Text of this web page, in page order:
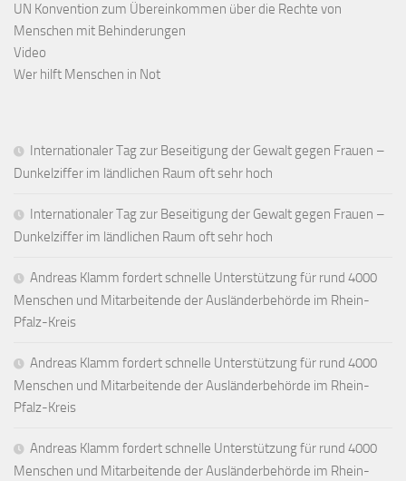
UN Konvention zum Übereinkommen über die Rechte von
Menschen mit Behinderungen
Video
Wer hilft Menschen in Not
Internationaler Tag zur Beseitigung der Gewalt gegen Frauen –
Dunkelziffer im ländlichen Raum oft sehr hoch
Internationaler Tag zur Beseitigung der Gewalt gegen Frauen –
Dunkelziffer im ländlichen Raum oft sehr hoch
Andreas Klamm fordert schnelle Unterstützung für rund 4000
Menschen und Mitarbeitende der Ausländerbehörde im Rhein-
Pfalz-Kreis
Andreas Klamm fordert schnelle Unterstützung für rund 4000
Menschen und Mitarbeitende der Ausländerbehörde im Rhein-
Pfalz-Kreis
Andreas Klamm fordert schnelle Unterstützung für rund 4000
Menschen und Mitarbeitende der Ausländerbehörde im Rhein-